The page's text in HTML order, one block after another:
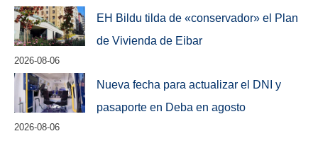
EH Bildu tilda de «conservador» el Plan
de Vivienda de Eibar
2026-08-06
Nueva fecha para actualizar el DNI y
pasaporte en Deba en agosto
2026-08-06